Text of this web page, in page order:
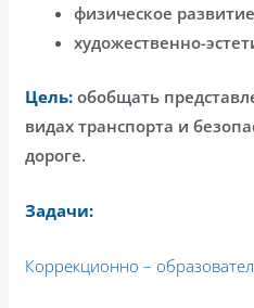
физическое
художественно-
Цель:обобщать
видах транспорта и
дороге.
Задачи:
Коррекционно –